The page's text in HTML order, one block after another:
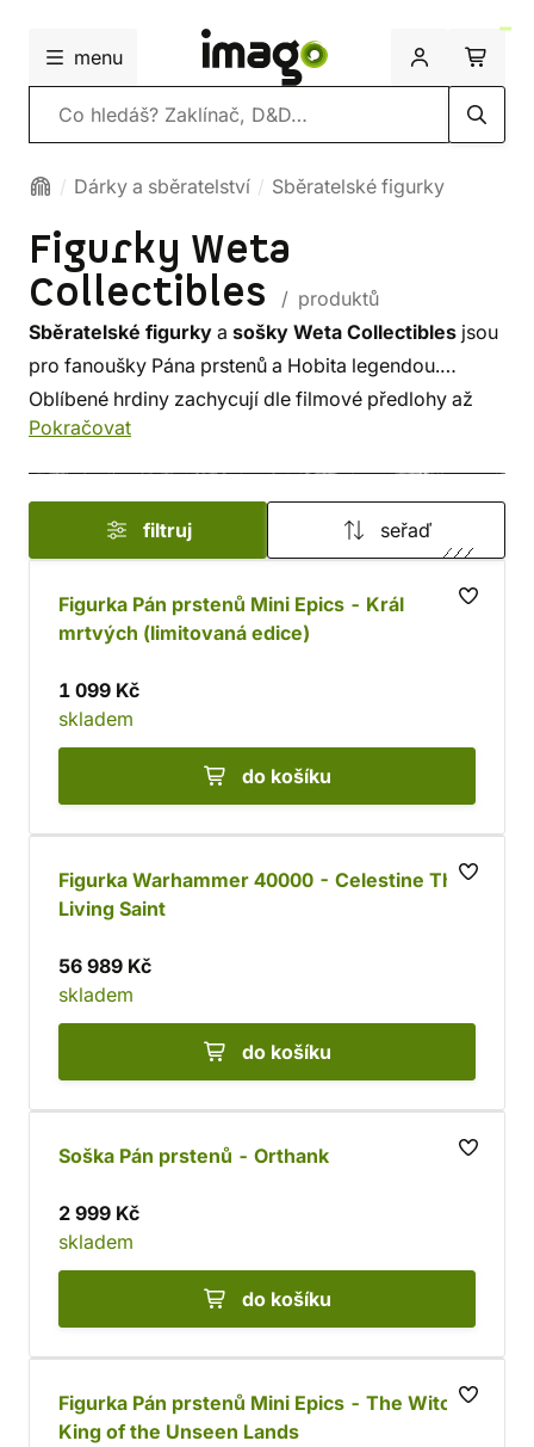
menu
Vyhledávání
Dárky a sběratelství Sběratelské figurky
Figurky Weta
Collectibles
/ produktů
Sběratelské figurky a sošky Weta Collectibles jsou
pro fanoušky Pána prstenů a Hobita legendou.
Oblíbené hrdiny zachycují dle filmové předlohy až
s neuvěřitelnou přesností, a navíc v dynamickém
Středozemě jim nevládne Jeden prsten, ale vy!
Pokračovat
filtruj seřaď
Figurka Pán prstenů Mini Epics - Král
mrtvých (limitovaná edice)
1 099 Kč
skladem
do košíku
Figurka Warhammer 40000 - Celestine The
Living Saint
56 989 Kč
skladem
do košíku
Soška Pán prstenů - Orthank
2 999 Kč
skladem
do košíku
Figurka Pán prstenů Mini Epics - The Witch-
King of the Unseen Lands